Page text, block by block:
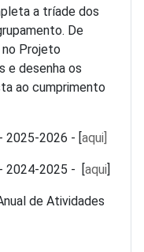
a tríade dos
De
Projeto
e desenha os
ao cumprimento
2025-2026 - [ aqui]
2024-2025 - [ aqui
de Atividades